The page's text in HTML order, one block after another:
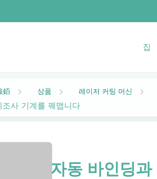
집
銆 상품 레이저 커팅 머신
사 기계를 꿰맵니다
자동 바인딩과